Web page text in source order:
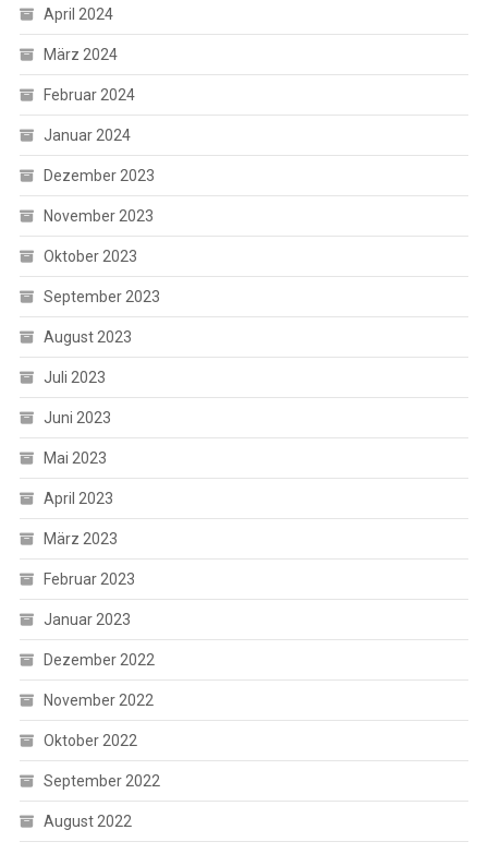
April 2024
März 2024
Februar 2024
Januar 2024
Dezember 2023
November 2023
Oktober 2023
September 2023
August 2023
Juli 2023
Juni 2023
Mai 2023
April 2023
März 2023
Februar 2023
Januar 2023
Dezember 2022
November 2022
Oktober 2022
September 2022
August 2022